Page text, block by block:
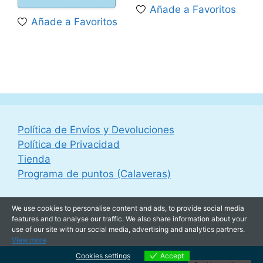
69,99 €.
es:
59,95 €.
Añade a Favoritos
49,95 €.
Añade a Favoritos
Política de Envíos y Devoluciones
Política de Privacidad
Tienda
Programa de puntos (Calaveras)
We use cookies to personalise content and ads, to provide social media
features and to analyse our traffic. We also share information about your
use of our site with our social media, advertising and analytics partners.
View more
Cookies settings
Accept